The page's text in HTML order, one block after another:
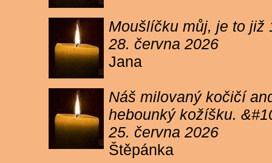
Moušlíčku můj, je to již
28. června 2026
Jana
Náš milovaný kočičí
hebounký kožíšku.
25. června 2026
Štěpánka